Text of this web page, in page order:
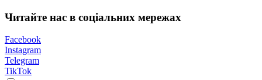
Читайте нас в соціальних мережах
Facebook
Instagram
Telegram
TikTok